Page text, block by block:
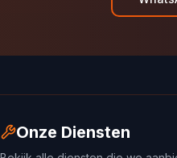
Onze Diensten